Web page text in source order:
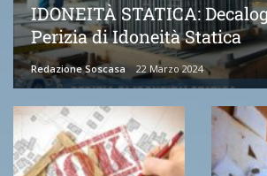
IDONEITÀ STATICA:
Perizia di Idoneità Statica
Redazione Soscasa 22 Marzo 2024